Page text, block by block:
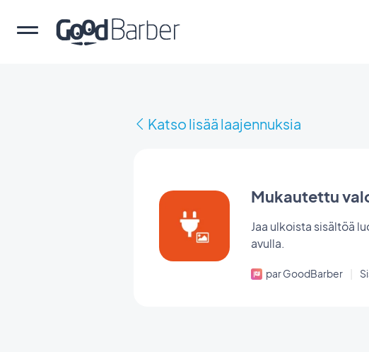
Katso lisää laajennuksia
Mukautettu
Jaa ulkoista sisältöä
avulla.
par GoodBarber